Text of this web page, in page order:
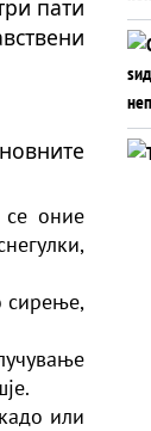
пати
се оние
сирење,
или